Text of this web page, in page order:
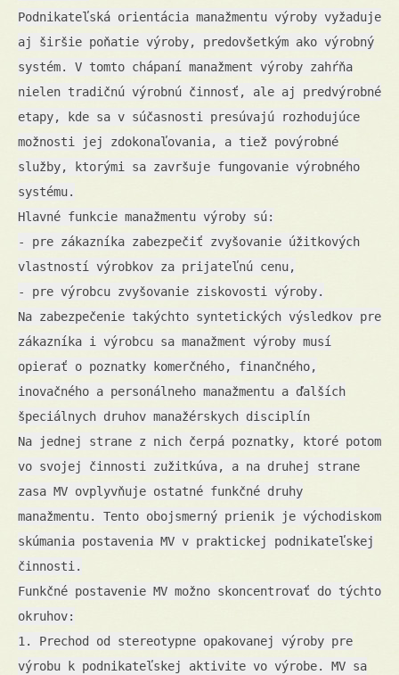
Podnikateľská orientácia manažmentu výroby vyžaduje
aj širšie poňatie výroby, predovšetkým ako výrobný
systém. V tomto chápaní manažment výroby zahŕňa
nielen tradičnú výrobnú činnosť, ale aj predvýrobné
etapy, kde sa v súčasnosti presúvajú rozhodujúce
možnosti jej zdokonaľovania, a tiež povýrobné
služby, ktorými sa završuje fungovanie výrobného
systému.
Hlavné funkcie manažmentu výroby sú:
- pre zákazníka zabezpečiť zvyšovanie úžitkových
vlastností výrobkov za prijateľnú cenu,
- pre výrobcu zvyšovanie ziskovosti výroby.
Na zabezpečenie takýchto syntetických výsledkov pre
zákazníka i výrobcu sa manažment výroby musí
opierať o poznatky komerčného, finančného,
inovačného a personálneho manažmentu a ďalších
špeciálnych druhov manažérskych disciplín
Na jednej strane z nich čerpá poznatky, ktoré potom
vo svojej činnosti zužitkúva, a na druhej strane
zasa MV ovplyvňuje ostatné funkčné druhy
manažmentu. Tento obojsmerný prienik je východiskom
skúmania postavenia MV v praktickej podnikateľskej
činnosti.
Funkčné postavenie MV možno skoncentrovať do týchto
okruhov:
1. Prechod od stereotypne opakovanej výroby pre
výrobu k podnikateľskej aktivite vo výrobe. MV sa